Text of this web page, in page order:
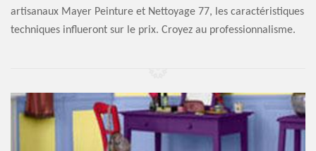
artisanaux Mayer Peinture et Nettoyage 77, les caractéristiques
techniques influeront sur le prix. Croyez au professionnalisme.